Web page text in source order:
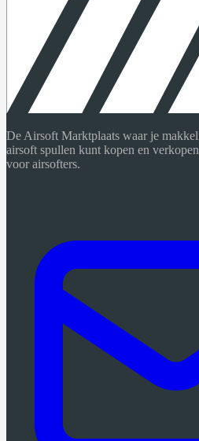
De Airsoft Marktplaats waar je
airsoft spullen kunt kopen en
voor airsofters.